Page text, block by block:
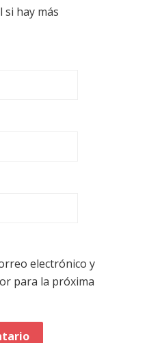
si hay más
electrónico y
para la próxima